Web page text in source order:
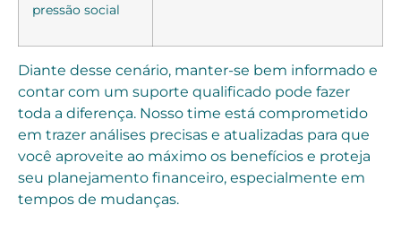
pressão social
Diante desse cenário, manter-se bem informado e
contar com um suporte qualificado pode fazer
toda a diferença. Nosso time está comprometido
em trazer análises precisas e atualizadas para que
você aproveite ao máximo os benefícios e proteja
seu planejamento financeiro, especialmente em
tempos de mudanças.